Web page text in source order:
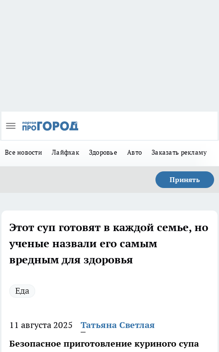
Все новости Лайфхак Здоровье Авто Заказать рекламу
Принять
Этот суп готовят в каждой семье, но
ученые назвали его самым
вредным для здоровья
Еда
11 августа 2025
Татьяна Светлая
Безопасное приготовление куриного супа